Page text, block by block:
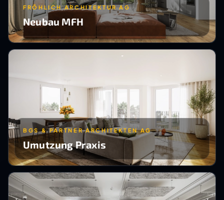
FRÖHLICH ARCHITEKTUR AG
Neubau MFH
BGS & PARTNER ARCHITEKTEN AG
Umutzung Praxis